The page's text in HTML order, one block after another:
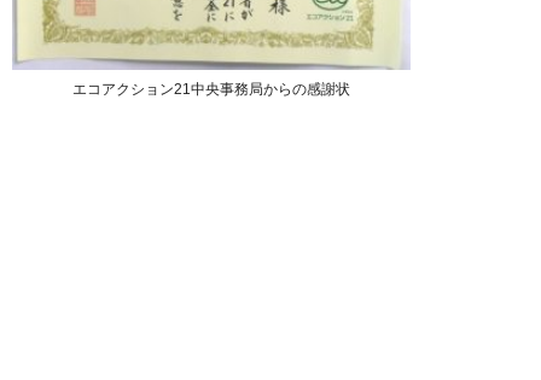
エコアクション21中央事務局からの感謝状